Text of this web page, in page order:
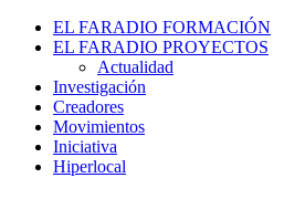
EL FARADIO FORMACIÓN
EL FARADIO PROYECTOS
Actualidad
Investigación
Creadores
Movimientos
Iniciativa
Hiperlocal